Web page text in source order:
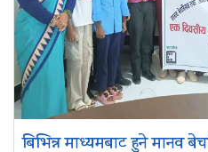
बिभिन्न माध्यमबाट हुने मानव